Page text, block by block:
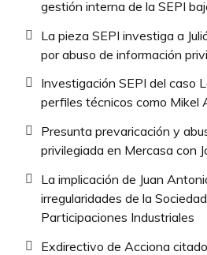
gestión interna de la SEPI
La pieza SEPI investiga a
por abuso de información
Investigación SEPI del caso
perfiles técnicos como Mikel
Presunta prevaricación y
privilegiada en Mercasa con
La implicación de Juan
irregularidades de la
Participaciones Industriales
Exdirectivo de Acciona